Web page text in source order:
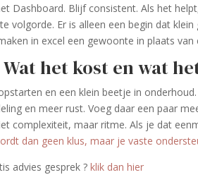
Dashboard. Blijf consistent. Als het
volgorde. Er is alleen een begin dat
in excel een gewoonte in plaats van
het kost en wat
en een klein beetje in
en meer rust. Voeg daar een paar
complexiteit, maar ritme. Als je dat
dan geen klus, maar je vaste
advies gesprek ­­?klik dan hier